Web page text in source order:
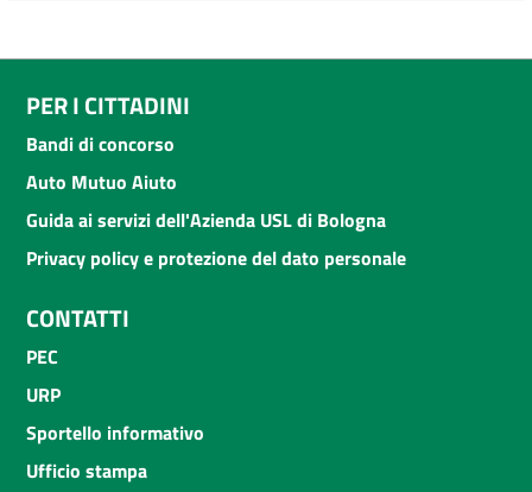
PER I CITTADINI
Bandi di concorso
Auto Mutuo Aiuto
Guida ai servizi dell'Azienda USL di Bologna
Privacy policy e protezione del dato personale
CONTATTI
PEC
URP
Sportello informativo
Ufficio stampa